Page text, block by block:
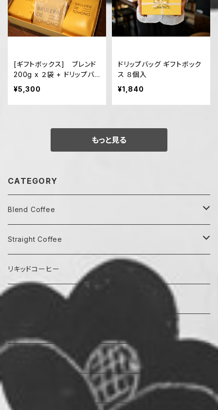
[ギフトボックス] ブレンド
200g x ２袋 + ドリップバッ
グ１０袋
¥5,300
ドリップバッグ ギフトボック
ス ８個入
¥1,840
もっと見る
CATEGORY
Blend Coffee
中煎り
マイルド
中深煎り
Straight Coffee
中煎り
リキッドコーヒー